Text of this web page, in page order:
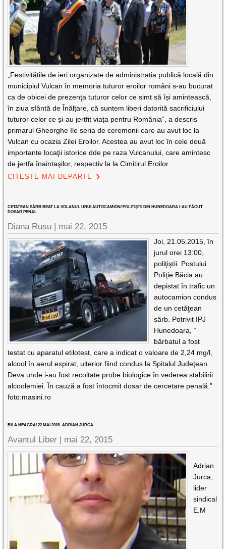
„Festivitățile de ieri organizate de administrația publică locală din
municipiul Vulcan în memoria tuturor eroilor români s-au bucurat
ca de obicei de prezenţa tuturor celor ce simt să își amintească,
în ziua sfântă de Înălțare, că suntem liberi datorită sacrificiului
tuturor celor ce și-au jertfit viața pentru România”, a descris
primarul Gheorghe Ile seria de ceremonii care au avut loc la
Vulcan cu ocazia Zilei Eroilor. Acestea au avut loc în cele două
importante locaţii istorice dde pe raza Vulcanului, care amintesc
de jertfa înaintaşilor, respectiv la la Cimitirul Eroilor
CITEȘTE MAI DEPARTE
CETATEAN SÂRB BEAT LA VOLANUL UNUI AUTOCAMION/ POLIȚIȘTII DIN HUNEDOARA I-AU FĂCUT
DOSAR PENAL
Diana Rusu | mai 22, 2015
Joi, 21.05.2015, în
jurul orei 13:00,
poliţiştii Postului
Poliţie Băcia au
depistat în trafic un
autocamion condus
de un cetăţean
sârb. Potrivit IPJ
Hunedoara, “
bărbatul a fost
testat cu aparatul etilotest, care a indicat o valoare de 2,24 mg/l,
alcool în aerul expirat, ulterior fiind condus la Spitalul Judeţean
Deva unde i-au fost recoltate probe biologice în vederea stabilirii
alcoolemiei. În cauză a fost întocmit dosar de cercetare penală.”
foto:masini.ro
BILA NEAGRA/ 22 MAI 2015- ADRIAN JURCA
Avantul Liber | mai 22, 2015
Adrian
Jurca,
lider
sindical
E.M